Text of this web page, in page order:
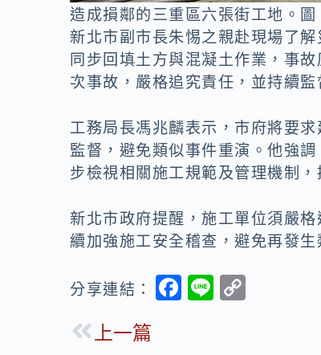
造成損鄰的三重區六張街工地。
新北市副市長朱惕之親赴現場了
同步回填土方與混凝土作業，事
次事故，嚴格追究責任，並持續
工務局長馮兆麟表示，市府將要
監督，避免類似事件重演。他強
步檢視相關施工規範及管理機制，
新北市政府提醒，施工單位須嚴
續加強施工安全稽查，避免再發生
分享連結：
F
Li
上一篇